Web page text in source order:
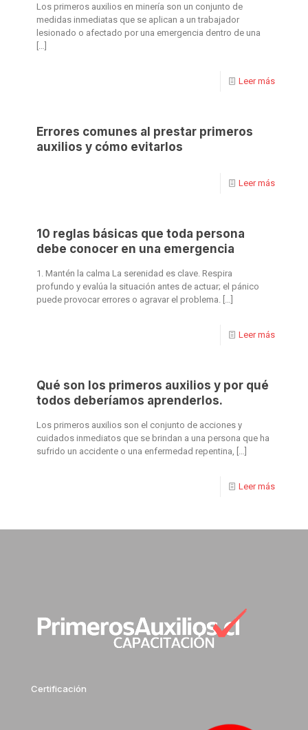
Los primeros auxilios en minería son un conjunto de
medidas inmediatas que se aplican a un trabajador
lesionado o afectado por una emergencia dentro de una
[…]
Leer más
Errores comunes al prestar primeros
auxilios y cómo evitarlos
Leer más
10 reglas básicas que toda persona
debe conocer en una emergencia
1. Mantén la calma La serenidad es clave. Respira
profundo y evalúa la situación antes de actuar; el pánico
puede provocar errores o agravar el problema. […]
Leer más
Qué son los primeros auxilios y por qué
todos deberíamos aprenderlos.
Los primeros auxilios son el conjunto de acciones y
cuidados inmediatos que se brindan a una persona que ha
sufrido un accidente o una enfermedad repentina, […]
Leer más
Certificación